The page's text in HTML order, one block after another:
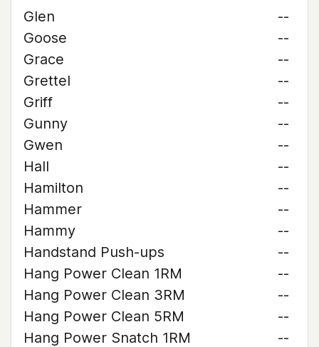
Glen
--
Goose
--
Grace
--
Grettel
--
Griff
--
Gunny
--
Gwen
--
Hall
--
Hamilton
--
Hammer
--
Hammy
--
Handstand Push-ups
--
Hang Power Clean 1RM
--
Hang Power Clean 3RM
--
Hang Power Clean 5RM
--
Hang Power Snatch 1RM
--